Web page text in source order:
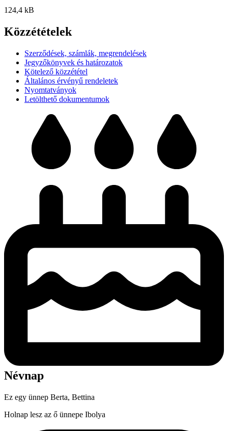
124,4 kB
Közzétételek
Szerződések, számlák, megrendelések
Jegyzőkönyvek és határozatok
Kötelező közzététel
Általános érvényű rendeletek
Nyomtatványok
Letölthető dokumentumok
Névnap
Ez egy ünnep Berta, Bettina
Holnap lesz az ő ünnepe Ibolya